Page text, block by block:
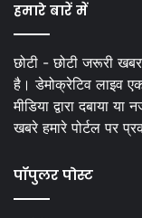
हमारे बारें में
छोटी - छोटी जरूरी
है। डेमोक्रेटिव लाइव
मीडिया द्वारा दबाया
खबरे हमारे पोर्टल पर
पॉपुलर पोस्ट